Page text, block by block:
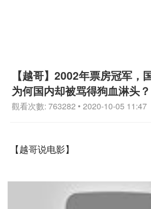
【越哥】2002年票房冠军，
为何国内却被骂得狗血淋头？
觀看次數: 763282 • 2020-10-05 11:47
【越哥说电影】